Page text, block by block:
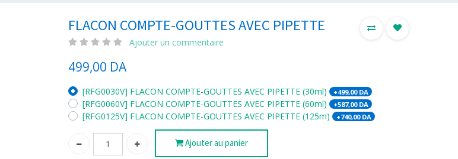
FLACON COMPTE-GOUTTES AVEC PIPETTE
Ajouter un commentaire
499,00 DA
[RFG0030V] FLACON COMPTE-GOUTTES AVEC PIPETTE (30ml) +499,00DA
[RFG0060V] FLACON COMPTE-GOUTTES AVEC PIPETTE (60ml) +587,00DA
[RFG0125V] FLACON COMPTE-GOUTTES AVEC PIPETTE (125m) +740,00DA
Ajouter au panier